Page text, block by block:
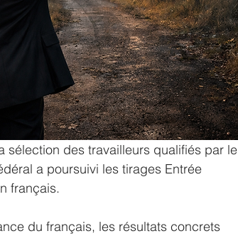
sélection des travailleurs qualifiés par le
a poursuivi les tirages Entrée
français.
du français, les résultats concrets